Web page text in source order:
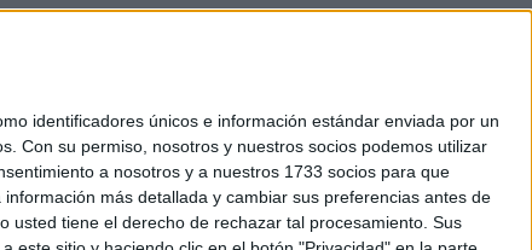
identificadores únicos e información estándar enviada por un
Con su permiso, nosotros y nuestros socios podemos utilizar
a nosotros y a nuestros 1733 socios para que
más detallada y cambiar sus preferencias antes de
usted tiene el derecho de rechazar tal procesamiento. Sus